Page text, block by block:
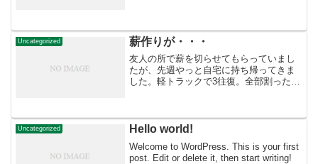
は自宅から１時間圏内の...
Uncategorized 薪作りが・・・
友人の所で薪を切らせてもらっていまし
たが、先週やっと自宅に持ち帰ってきま
した。軽トラックで3往復。全部割ったら
多いのでなかなか進みません。しかも早
く割らないと、今年の冬...
Uncategorized Hello world!
Welcome to WordPress. This is your first
post. Edit or delete it, then start writing!